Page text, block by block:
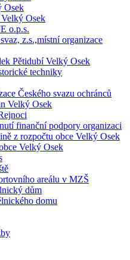
Osek
Osek
o.p.s.
z.s.,místní organizace
Pětidubí Velký Osek
techniky
Českého svazu ochránců
Velký Osek
finanční podpory organizaci
z rozpočtu obce Velký Osek
Velký Osek
areálu v MZŠ
dům
domu